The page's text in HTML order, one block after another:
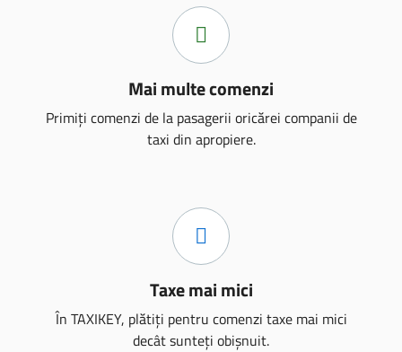
Mai multe comenzi
Primiți comenzi de la pasagerii oricărei companii de
taxi din apropiere.
Taxe mai mici
În TAXIKEY, plătiți pentru comenzi taxe mai mici
decât sunteți obișnuit.